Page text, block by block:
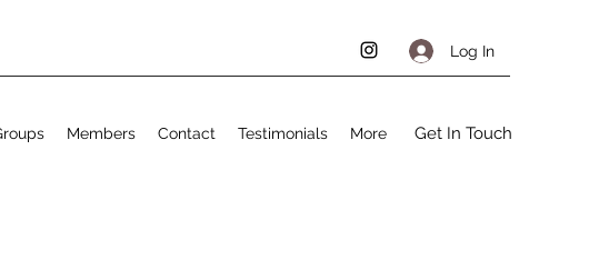
Log In
Members Contact Testimonials More Get In Touch